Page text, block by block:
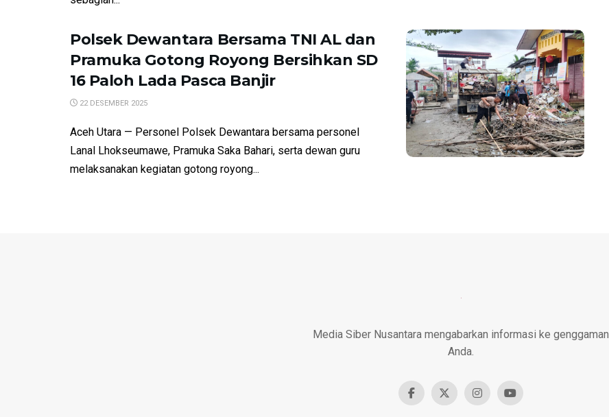
Polsek Dewantara Bersama TNI AL dan
Pramuka Gotong Royong Bersihkan SD
16 Paloh Lada Pasca Banjir
22 DESEMBER 2025
Aceh Utara — Personel Polsek Dewantara bersama personel
Lanal Lhokseumawe, Pramuka Saka Bahari, serta dewan guru
melaksanakan kegiatan gotong royong...
Media Siber Nusantara mengabarkan informasi ke genggaman
Anda.